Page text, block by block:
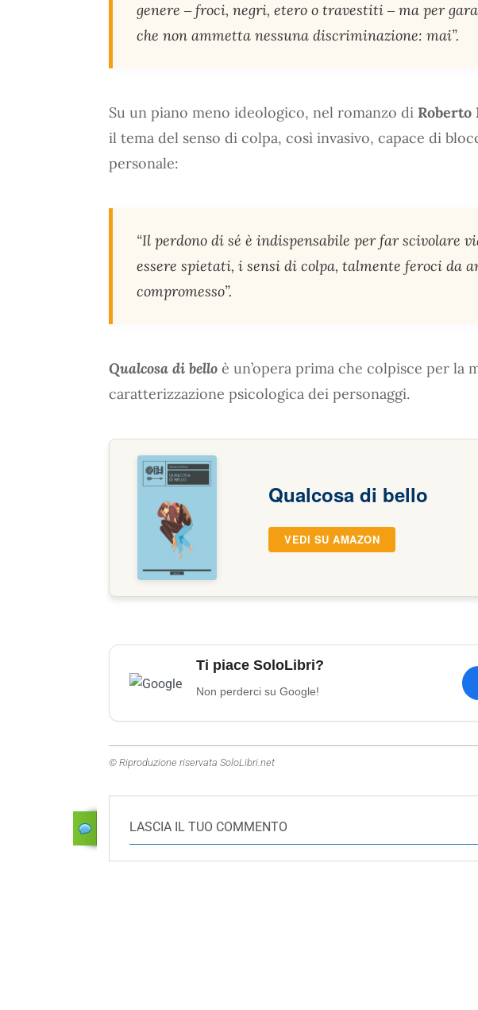
genere ‒ froci, negri, etero o travestiti ‒ ma per
che non ammetta nessuna discriminazione: mai”.
Su un piano meno ideologico, nel romanzo di Roberto
il tema del senso di colpa, così invasivo, capace di
personale:
“Il perdono di sé è indispensabile per far scivolare
essere spietati, i sensi di colpa, talmente feroci da
compromesso”.
Qualcosa di bello è un’opera prima che colpisce per la
caratterizzazione psicologica dei personaggi.
Qualcosa di bello
VEDI SU AMAZON
Ti piace SoloLibri?
Non perderci su Google!
© Riproduzione riservata SoloLibri.net
LASCIA IL TUO COMMENTO